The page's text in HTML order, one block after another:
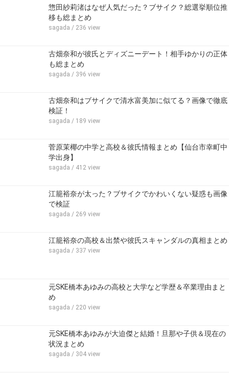
惣田紗莉渚はなぜ人気だった？ブサイク？総選挙順位推
移も総まとめ
sagada / 236 view
古畑奈和が彼氏とディズニーデート！相手ゆかりの正体
も総まとめ
sagada / 396 view
古畑奈和はブサイクで清水富美加に似てる？画像で徹底
検証！
sagada / 189 view
菅原茉椰の中学と高校＆彼氏情報まとめ【仙台市幸町中
学出身】
sagada / 412 view
江籠裕奈が太った？ブサイクでかわいくない疑惑も画像
で検証
sagada / 269 view
江籠裕奈の高校＆出禁や彼氏スキャンダルの真相まとめ
sagada / 337 view
元SKE橋本あゆみの高校と大学など学歴＆卒業理由まと
め
sagada / 220 view
元SKE橋本あゆみが大迫傑と結婚！旦那や子供＆現在の
状況まとめ
sagada / 304 view